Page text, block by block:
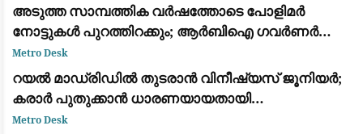
അടുത്ത സാമ്പത്തിക വർഷത്തോടെ പോളിമർ
നോട്ടുകൾ പുറത്തിറക്കും; ആർബിഐ ഗവർണർ
സഞ്ജയ് മൽഹോത്ര
Metro Desk
റയൽ മാഡ്രിഡിൽ തുടരാൻ വിനീഷ്യസ് ജൂനിയർ;
കരാർ പുതുക്കാൻ ധാരണയായതായി
ഫാബ്രിസിയോ റൊമാനോയും ദ അത്‌ലറ്റിക്കും
Metro Desk